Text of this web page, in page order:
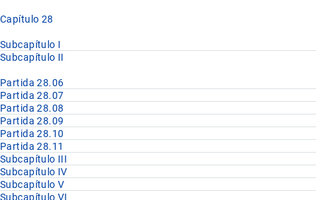
Capítulo 28
Subcapítulo I
Subcapítulo II
Partida 28.06
Partida 28.07
Partida 28.08
Partida 28.09
Partida 28.10
Partida 28.11
Subcapítulo III
Subcapítulo IV
Subcapítulo V
Subcapítulo VI